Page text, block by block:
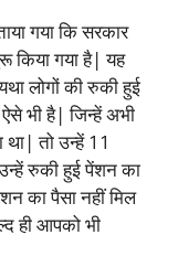
गया कि सरकार
किया गया है| यह
लोगों की रुकी हुई
भी है| जिन्हें अभी
था| तो उन्हें 11
रुकी हुई पेंशन का
का पैसा नहीं मिल
ही आपको भी